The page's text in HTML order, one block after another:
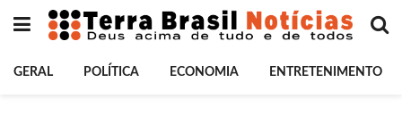
GERAL POLÍTICA ECONOMIA ENTRETENIMENTO